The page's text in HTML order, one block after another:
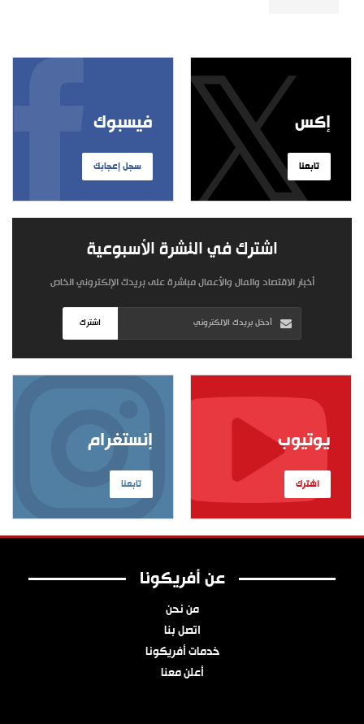
فيسبوك
سجل إعجابك
إكس
تابعنا
اشترك في النشرة الأسبوعية
أخبار الاقتصاد والمال والأعمال مباشرة على بريدك الإلكتروني الخاص
اشترك
إنستغرام
تابعنا
يوتيوب
اشترك
عن أفريكونا
من نحن
اتصل بنا
خدمات أفريكونا
أعلن معنا